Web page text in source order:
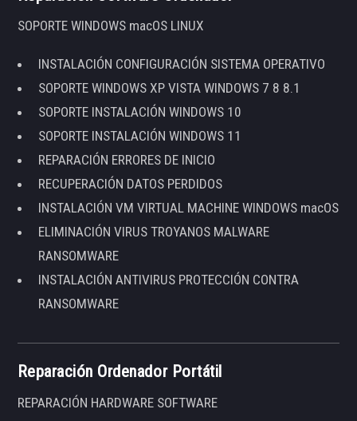
SOPORTE WINDOWS macOS LINUX
INSTALACIÓN CONFIGURACIÓN SISTEMA OPERATIVO
SOPORTE WINDOWS XP VISTA WINDOWS 7 8 8.1
SOPORTE INSTALACIÓN WINDOWS 10
SOPORTE INSTALACIÓN WINDOWS 11
REPARACIÓN ERRORES DE INICIO
RECUPERACIÓN DATOS PERDIDOS
INSTALACIÓN VM VIRTUAL MACHINE WINDOWS macOS
ELIMINACIÓN VIRUS TROYANOS MALWARE
RANSOMWARE
INSTALACIÓN ANTIVIRUS PROTECCIÓN CONTRA
RANSOMWARE
Reparación Ordenador Portátil
REPARACIÓN HARDWARE SOFTWARE